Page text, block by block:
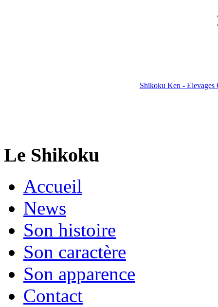
Shikoku Ken - Elevages
Le Shikoku
Accueil
News
Son histoire
Son caractère
Son apparence
Contact